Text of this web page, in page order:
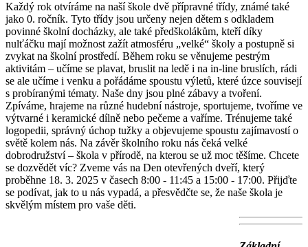
Každý rok otvíráme na naší škole dvě přípravné třídy, známé také
jako 0. ročník. Tyto třídy jsou určeny nejen dětem s odkladem
povinné školní docházky, ale také předškolákům, kteří díky
nulťáčku mají možnost zažít atmosféru „velké“ školy a postupně si
zvykat na školní prostředí. Během roku se věnujeme pestrým
aktivitám – učíme se plavat, bruslit na ledě i na in-line bruslích, rádi
se ale učíme i venku a pořádáme spoustu výletů, které úzce souvisejí
s probíranými tématy. Naše dny jsou plné zábavy a tvoření.
Zpíváme, hrajeme na různé hudební nástroje, sportujeme, tvoříme ve
výtvarné i keramické dílně nebo pečeme a vaříme. Trénujeme také
logopedii, správný úchop tužky a objevujeme spoustu zajímavostí o
světě kolem nás. Na závěr školního roku nás čeká velké
dobrodružství – škola v přírodě, na kterou se už moc těšíme. Chcete
se dozvědět víc? Zveme vás na Den otevřených dveří, který
proběhne 18. 3. 2025 v časech 8:00 - 11:45 a 15:00 - 17:00. Přijďte
se podívat, jak to u nás vypadá, a přesvědčte se, že naše škola je
skvělým místem pro vaše děti.